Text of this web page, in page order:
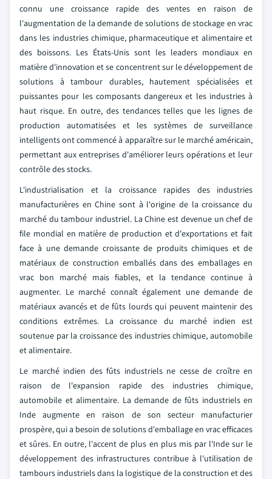
connu une croissance rapide des ventes en raison de
l'augmentation de la demande de solutions de stockage en vrac
dans les industries chimique, pharmaceutique et alimentaire et
des boissons. Les États-Unis sont les leaders mondiaux en
matière d'innovation et se concentrent sur le développement de
solutions à tambour durables, hautement spécialisées et
puissantes pour les composants dangereux et les industries à
haut risque. En outre, des tendances telles que les lignes de
production automatisées et les systèmes de surveillance
intelligents ont commencé à apparaître sur le marché américain,
permettant aux entreprises d'améliorer leurs opérations et leur
contrôle des stocks.
L'industrialisation et la croissance rapides des industries
manufacturières en Chine sont à l'origine de la croissance du
marché du tambour industriel. La Chine est devenue un chef de
file mondial en matière de production et d'exportations et fait
face à une demande croissante de produits chimiques et de
matériaux de construction emballés dans des emballages en
vrac bon marché mais fiables, et la tendance continue à
augmenter. Le marché connaît également une demande de
matériaux avancés et de fûts lourds qui peuvent maintenir des
conditions extrêmes. La croissance du marché indien est
soutenue par la croissance des industries chimique, automobile
et alimentaire.
Le marché indien des fûts industriels ne cesse de croître en
raison de l'expansion rapide des industries chimique,
automobile et alimentaire. La demande de fûts industriels en
Inde augmente en raison de son secteur manufacturier
prospère, qui a besoin de solutions d'emballage en vrac efficaces
et sûres. En outre, l'accent de plus en plus mis par l'Inde sur le
développement des infrastructures contribue à l'utilisation de
tambours industriels dans la logistique de la construction et des